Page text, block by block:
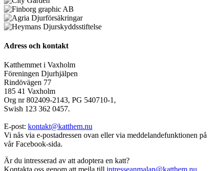
Adress och kontakt
Katthemmet i Vaxholm
Föreningen Djurhjälpen
Rindövägen 77
185 41 Vaxholm
Org nr 802409-2143, PG 540710-1,
Swish 123 362 0457.
E-post: kontakt@katthem.nu
Vi nås via e-postadressen ovan eller via meddelandefunktionen på
vår Facebook-sida.
Är du intresserad av att adoptera en katt?